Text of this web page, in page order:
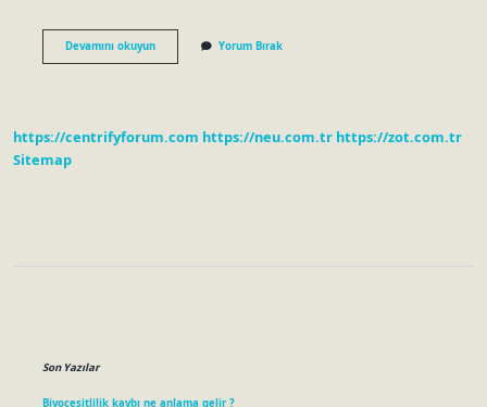
Devamını okuyunUnlu
Bit
Yorum Bırak
https://centrifyforum.com https://neu.com.tr https://zot.com.tr
Sitemap
Son Yazılar
Biyoçeşitlilik kaybı ne anlama gelir ?